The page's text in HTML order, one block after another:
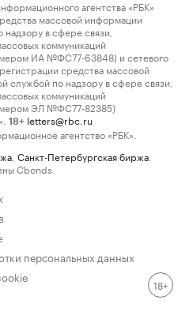
агентства «РБК»
массовой информации
в сфере связи,
коммуникаций
ИА №ФС77-63848) и сетевого
средства массовой
службой по надзору в сфере связи,
коммуникаций
ЭЛ №ФС77-82385)
18+ letters@rbc.ru
агентство «РБК».
Санкт-Петербургская биржа
Cbonds.
персональных данных
18+